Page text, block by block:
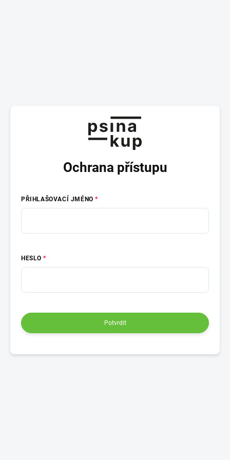
Ochrana přístupu
PŘIHLAŠOVACÍ JMÉNO
HESLO
Potvrdit